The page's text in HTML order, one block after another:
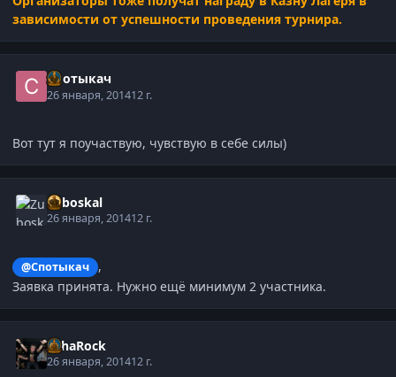
зависимости от успешности проведения турнира.
Спотыкач
26 января, 201412 г.
Вот тут я поучаствую, чувствую в себе силы)
Zuboskal
26 января, 201412 г.
@Спотыкач
,
Заявка принята. Нужно ещё минимум 2 участника.
SahaRock
26 января, 201412 г.